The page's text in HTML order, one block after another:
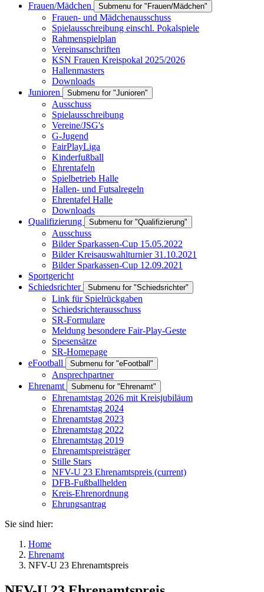
Frauen/Mädchen
Submenu for "Frauen/Mädchen"
Frauen- und Mädchenausschuss
Spielausschreibung einschl. Pokalspiele
Rahmenspielplan
Vereinsanschriften
KSN Frauen Kreispokal 2025/2026
Hallenmasters
Downloads
Junioren
Submenu for "Junioren"
Ausschuss
Spielausschreibung
Vereine/JSG's
G-Jugend
FairPlayLiga
Kinderfußball
Ehrentafeln
Spielbetrieb Halle
Hallen- und Futsalregeln
Ehrentafel Halle
Downloads
Qualifizierung
Submenu for "Qualifizierung"
Ausschuss
Bilder Sparkassen-Cup 15.05.2022
Bilder Kreisauswahlturnier 31.10.2021
Bilder Sparkassen-Cup 12.09.2021
Sportgericht
Schiedsrichter
Submenu for "Schiedsrichter"
Link für Spielrückgaben
Schiedsrichterausschuss
SR-Formulare
Meldung besondere Fair-Play-Geste
Spesensätze
SR-Homepage
eFootball
Submenu for "eFootball"
Ansprechpartner
Ehrenamt
Submenu for "Ehrenamt"
Ehrenamtstag 2026 mit Kreisjubiläum
Ehrenamtstag 2024
Ehrenamtstag 2023
Ehrenamtstag 2022
Ehrenamtstag 2019
Ehrenamtspreisträger
Stille Stars
NFV-U 23 Ehrenamtspreis (current)
DFB-Fußballhelden
Kreis-Ehrenordnung
Ehrungsantrag
Sie sind hier:
Home
Ehrenamt
NFV-U 23 Ehrenamtspreis